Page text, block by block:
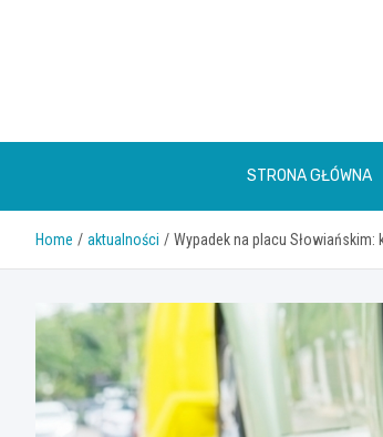
STRONA GŁÓWNA
Home aktualności Wypadek na placu